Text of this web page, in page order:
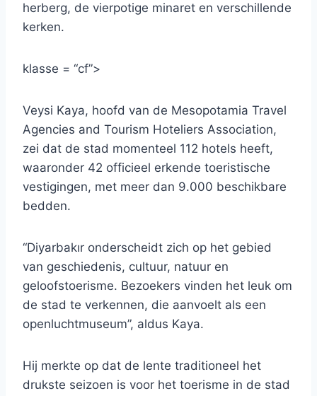
herberg, de vierpotige minaret en verschillende
kerken.
klasse = “cf”>
Veysi Kaya, hoofd van de Mesopotamia Travel
Agencies and Tourism Hoteliers Association,
zei dat de stad momenteel 112 hotels heeft,
waaronder 42 officieel erkende toeristische
vestigingen, met meer dan 9.000 beschikbare
bedden.
“Diyarbakır onderscheidt zich op het gebied
van geschiedenis, cultuur, natuur en
geloofstoerisme. Bezoekers vinden het leuk om
de stad te verkennen, die aanvoelt als een
openluchtmuseum”, aldus Kaya.
Hij merkte op dat de lente traditioneel het
drukste seizoen is voor het toerisme in de stad